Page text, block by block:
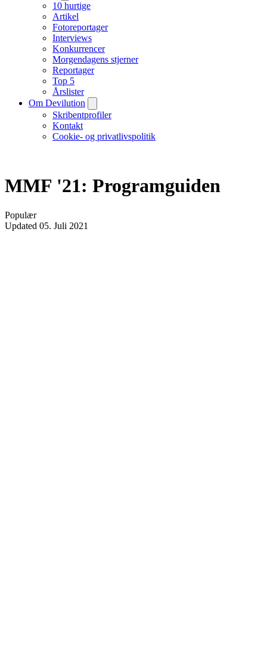
10 hurtige
Artikel
Fotoreportager
Interviews
Konkurrencer
Morgendagens stjerner
Reportager
Top 5
Årslister
Om Devilution
Skribentprofiler
Kontakt
Cookie- og privatlivspolitik
MMF '21: Programguiden
Populær
Updated 05. Juli 2021